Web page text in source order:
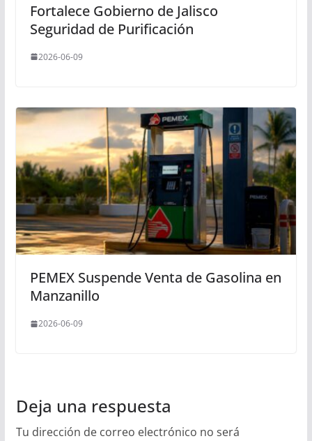
Fortalece Gobierno de Jalisco
Seguridad de Purificación
2026-06-09
PEMEX Suspende Venta de Gasolina en
Manzanillo
2026-06-09
Deja una respuesta
Tu dirección de correo electrónico no será